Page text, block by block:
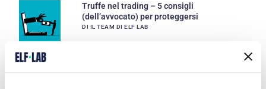
Truffe nel trading – 5 consigli
(dell’avvocato) per proteggersi
DI IL TEAM DI ELF LAB
Come dichiarare conto Trading212 [GUIDA]